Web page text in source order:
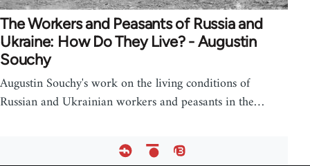
The Workers and Peasants of Russia and
Ukraine: How Do They Live? - Augustin
Souchy
Augustin Souchy's work on the living conditions of
Russian and Ukrainian workers and peasants in the…